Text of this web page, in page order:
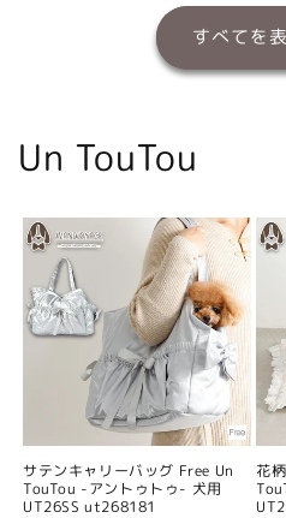
すべてを
Un TouTou
サテンキャリーバッグ Free Un
TouTou -アントゥトゥ- 犬用
UT26SS ut268181
花